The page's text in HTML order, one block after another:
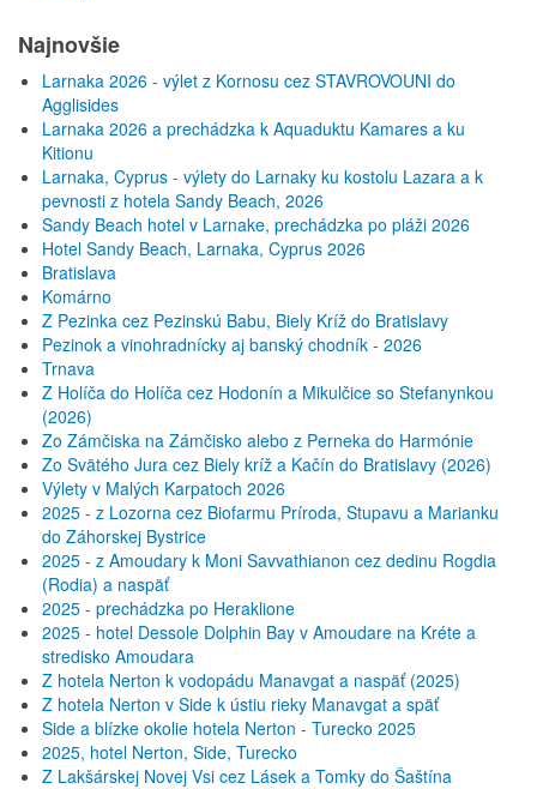
Najnovšie
Larnaka 2026 - výlet z Kornosu cez STAVROVOUNI do
Agglisides
Larnaka 2026 a prechádzka k Aquaduktu Kamares a ku
Kitionu
Larnaka, Cyprus - výlety do Larnaky ku kostolu Lazara a k
pevnosti z hotela Sandy Beach, 2026
Sandy Beach hotel v Larnake, prechádzka po pláži 2026
Hotel Sandy Beach, Larnaka, Cyprus 2026
Bratislava
Komárno
Z Pezinka cez Pezinskú Babu, Biely Kríž do Bratislavy
Pezinok a vinohradnícky aj banský chodník - 2026
Trnava
Z Holíča do Holíča cez Hodonín a Mikulčice so Stefanynkou
(2026)
Zo Zámčiska na Zámčisko alebo z Perneka do Harmónie
Zo Svätého Jura cez Biely kríž a Kačín do Bratislavy (2026)
Výlety v Malých Karpatoch 2026
2025 - z Lozorna cez Biofarmu Príroda, Stupavu a Marianku
do Záhorskej Bystrice
2025 - z Amoudary k Moni Savvathianon cez dedinu Rogdia
(Rodia) a naspäť
2025 - prechádzka po Heraklione
2025 - hotel Dessole Dolphin Bay v Amoudare na Kréte a
stredisko Amoudara
Z hotela Nerton k vodopádu Manavgat a naspäť (2025)
Z hotela Nerton v Side k ústiu rieky Manavgat a späť
Side a blízke okolie hotela Nerton - Turecko 2025
2025, hotel Nerton, Side, Turecko
Z Lakšárskej Novej Vsi cez Lásek a Tomky do Šaštína